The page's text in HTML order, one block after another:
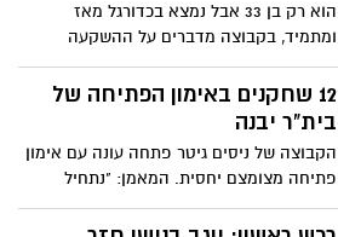
הוא רק בן 33 אבל נמצא בכדורגל מאז
ומתמיד, בקבוצה מדברים על ההשקעה
והרצון תמיד ללמוד ולהשתפר, את התפקיד
הוא קיבל "בטעות" אך הוכיח שהוא ראוי לו.
כעת, כשיבנה כבר התחילה את ההכנות
לשתי פנים – גם כהן יודע שהעונה הזו יכולה
להיגמר בסקנדל או פסטיבל
12 שחקנים באימון הפתיחה של
בית"ר יבנה
הקבוצה של ניסים גיטר פתחה עונה עם אימון
פתיחה מצומצם יחסית. המאמן: "נתחיל
בלבנות את הקבוצה מחדש". בהנהלה
הבהירו: "קודם המאמן יראה את השחקנים -